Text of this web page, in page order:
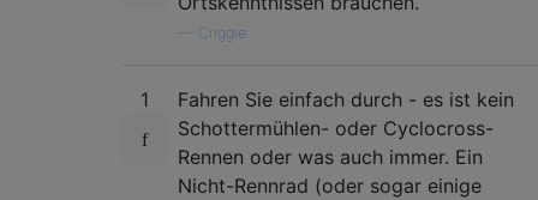
Criggie
1
Fahren Sie einfach durch - es ist kein
Schottermühlen- oder Cyclocross-
Rennen oder was auch immer. Ein
Nicht-Rennrad (oder sogar einige